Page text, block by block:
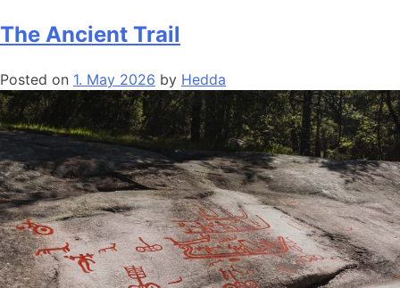
The Ancient Trail
Posted on 1. May 2026 by Hedda